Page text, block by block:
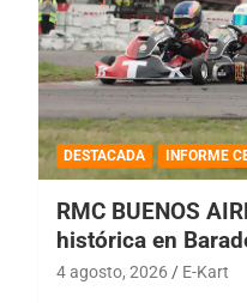
DESTACADA INFORME
RMC BUENOS
histórica en
4 agosto, 2026 E-Kart